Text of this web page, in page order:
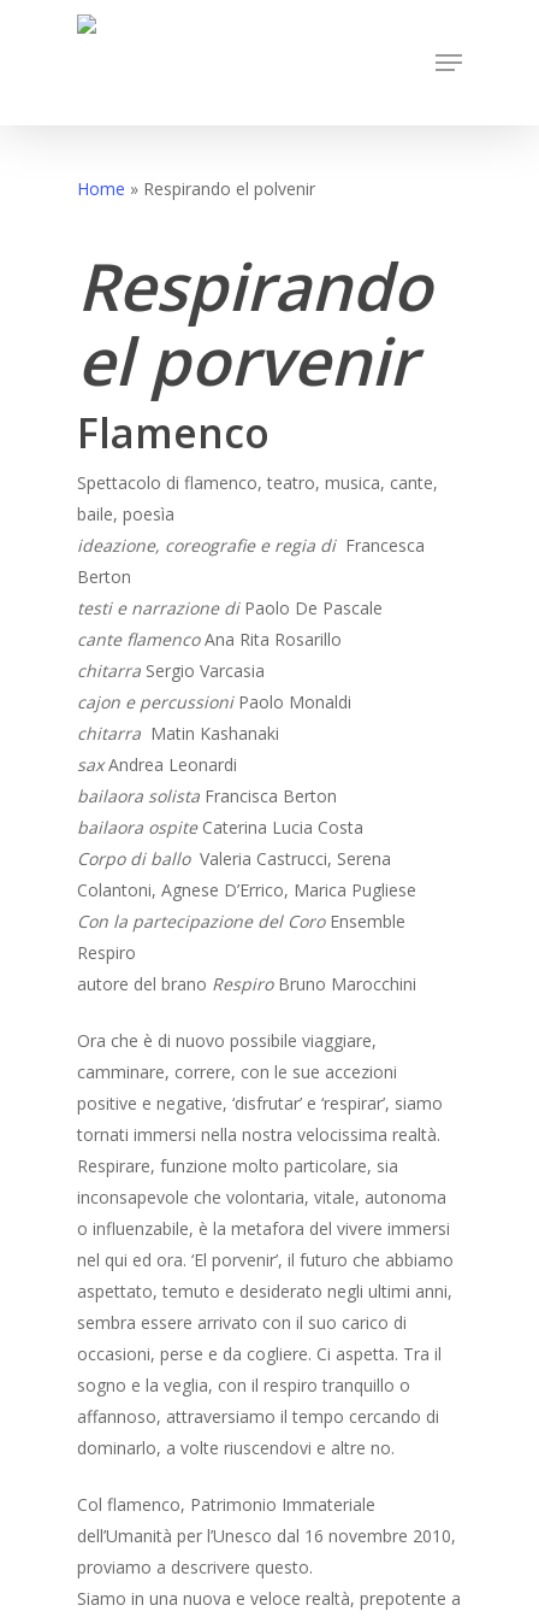
Menu
Home » Respirando el polvenir
Respirando
el porvenir
Flamenco
Spettacolo di flamenco, teatro, musica, cante,
baile, poesìa
ideazione, coreografie e regia diFrancesca
Berton
testi e narrazione diPaolo De Pascale
cante flamencoAna Rita Rosarillo
chitarra Sergio Varcasia
cajon e percussioniPaolo Monaldi
chitarra Matin Kashanaki
saxAndrea Leonardi
bailaora solista Francisca Berton
bailaora ospiteCaterina Lucia Costa
Corpo di balloValeria Castrucci, Serena
Colantoni, Agnese D’Errico, Marica Pugliese
Con la partecipazione del CoroEnsemble
Respiro
autore del brano RespiroBruno Marocchini
Ora che è di nuovo possibile viaggiare,
camminare, correre, con le sue accezioni
positive e negative, ‘disfrutar’ e ‘respirar’, siamo
tornati immersi nella nostra velocissima realtà.
Respirare, funzione molto particolare, sia
inconsapevole che volontaria, vitale, autonoma
o influenzabile, è la metafora del vivere immersi
nel qui ed ora. ‘El porvenir’, il futuro che abbiamo
aspettato, temuto e desiderato negli ultimi anni,
sembra essere arrivato con il suo carico di
occasioni, perse e da cogliere. Ci aspetta. Tra il
sogno e la veglia, con il respiro tranquillo o
affannoso, attraversiamo il tempo cercando di
dominarlo, a volte riuscendovi e altre no.
Col flamenco, Patrimonio Immateriale
dell’Umanità per l’Unesco dal 16 novembre 2010,
proviamo a descrivere questo.
Siamo in una nuova e veloce realtà, prepotente a